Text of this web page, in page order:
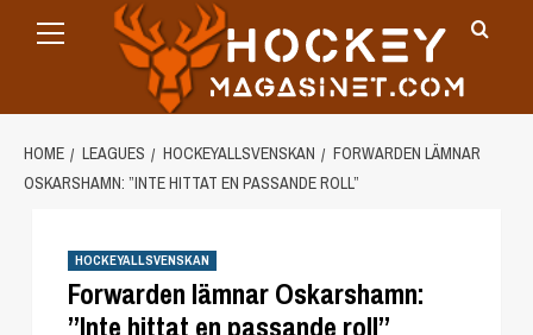
Menu
HOME LEAGUES HOCKEYALLSVENSKAN
FORWARDEN LÄMNAR
OSKARSHAMN: ”INTE HITTAT EN PASSANDE ROLL”
HOCKEYALLSVENSKAN
Forwarden lämnar Oskarshamn:
”Inte hittat en passande roll”